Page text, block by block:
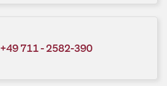
+49 711 - 2582-390